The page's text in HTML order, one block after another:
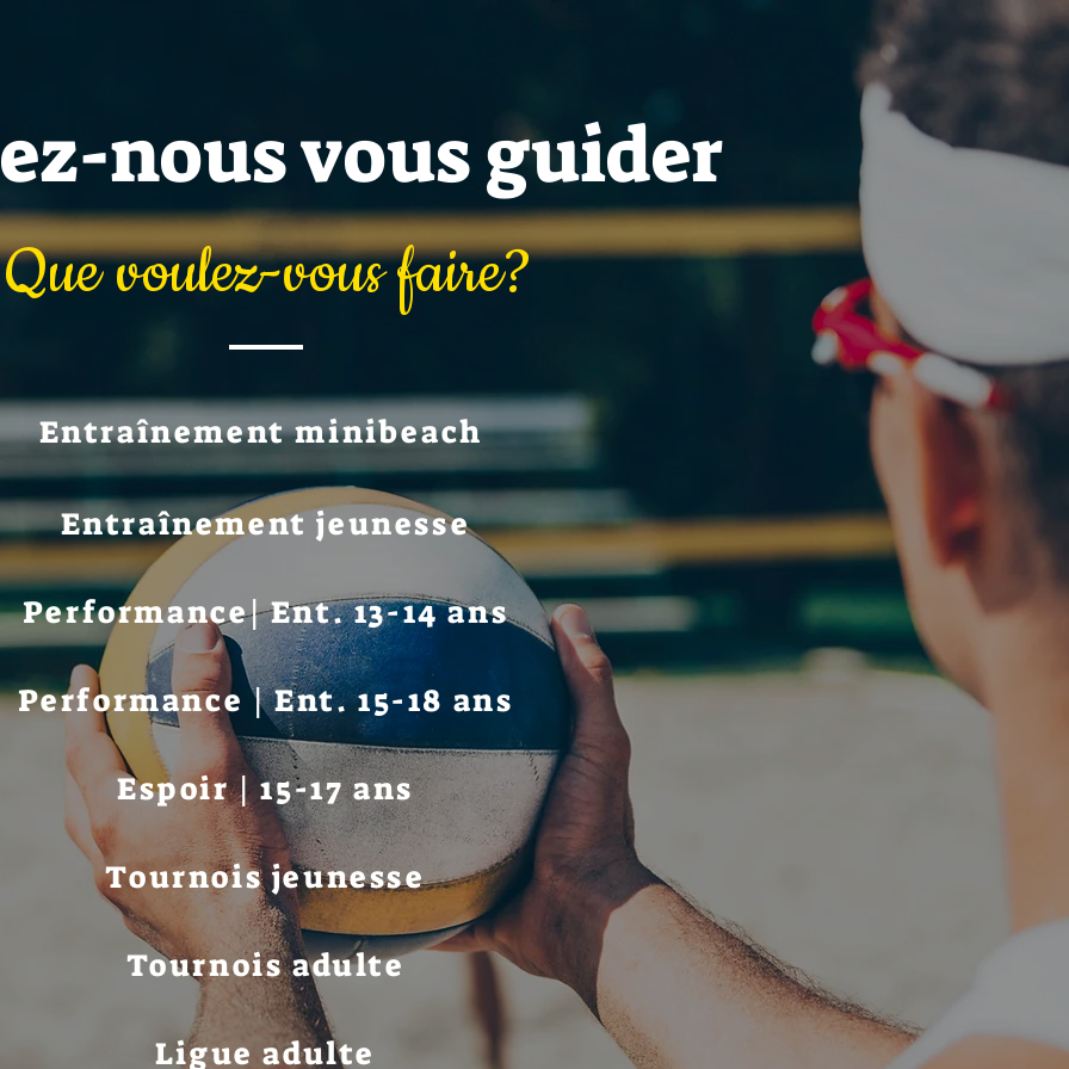
nous vous guider
Que voulez-vous faire?
Entraînement minibeach
Entraînement jeunesse
Performance| Ent. 13-14 ans
Performance | Ent. 15-18 ans
Espoir | 15-17 ans
Tournois jeunesse
Tournois adulte
Ligue adulte